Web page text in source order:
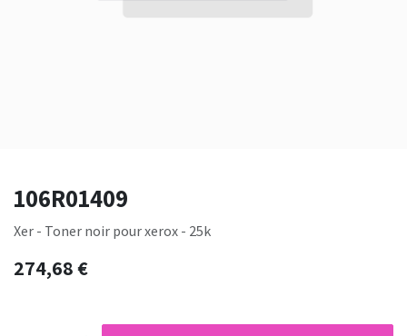
106R01409
Xer - Toner noir pour xerox - 25k
274,68€